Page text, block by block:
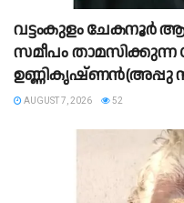
വട്ടംകുളം ചേകനൂർ
സമീപം
ഉണ്ണികൃഷ്ണൻ(അപ്പു
AUGUST 7, 2026 52